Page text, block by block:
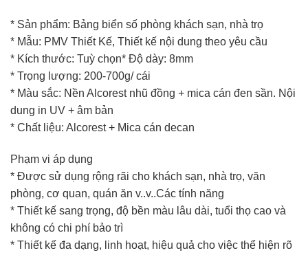
* Sản phẩm: Bảng biển số phòng khách sạn, nhà trọ
* Mẫu: PMV Thiết Kế, Thiết kế nội dung theo yêu cầu
* Kích thước: Tuỳ chọn* Độ dày: 8mm
* Trọng lượng: 200-700g/ cái
* Màu sắc: Nền Alcorest nhũ đồng + mica cán đen sần. Nội
dung in UV + âm bản
* Chất liệu: Alcorest + Mica cán decan
Phạm vi áp dụng
* Được sử dụng rộng rãi cho khách sạn, nhà trọ, văn
phòng, cơ quan, quán ăn v..v..Các tính năng
* Thiết kế sang trọng, độ bền màu lâu dài, tuổi thọ cao và
không có chi phí bảo trì
* Thiết kế đa dạng, linh hoạt, hiệu quả cho việc thể hiện rõ